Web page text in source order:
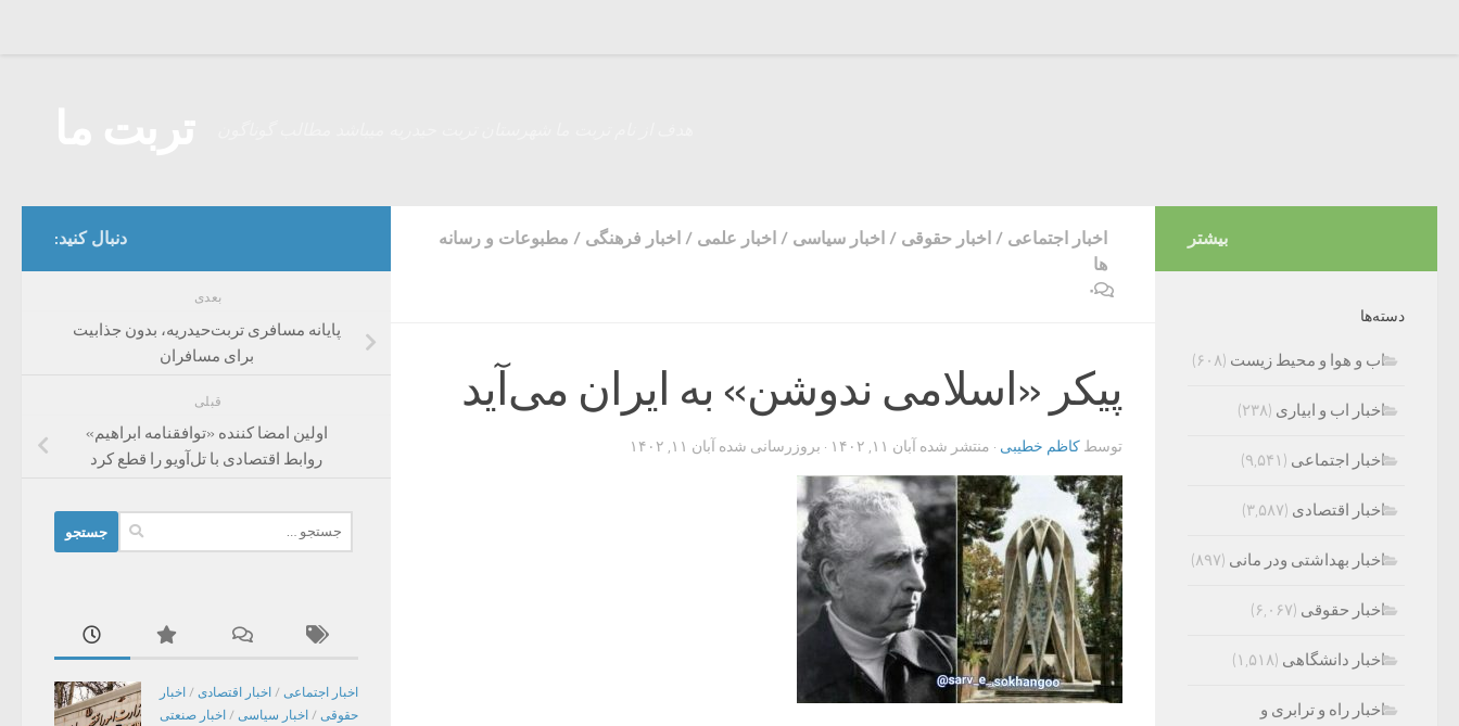
اخبار اجتماعی / اخبار حقوقی / اخبار سیاسی / اخبار علمی / اخبار فرهنگی / مطبوعات و رسانه
ها
۰
پیکر «اسلامی ندوشن» به ایران می‌آید
توسط کاظم خطیبی · منتشر شده آبان ۱۱, ۱۴۰۲ · بروزرسانی شده آبان ۱۱, ۱۴۰۲
دنبال کنید:
بعدی
پایانه مسافری تربت‌حیدریه، بدون جذابیت
برای مسافران
قبلی
اولین امضا کننده «توافقنامه ابراهیم»
روابط اقتصادی با تل‌آویو را قطع کرد
برای:
اخبار اجتماعی / اخبار اقتصادی / اخبار
حقوقی / اخبار سیاسی / اخبار صنعتی
بیشتر
دسته‌ها
اب و هوا و محیط زیست (۶۰۸)
اخبار اب و ابیاری (۲۳۸)
اخبار اجتماعی (۹,۵۴۱)
اخبار اقتصادی (۳,۵۸۷)
اخبار بهداشتی ودر مانی (۸۹۷)
اخبار حقوقی (۶,۰۶۷)
اخبار دانشگاهی (۱,۵۱۸)
اخبار راه و ترابری و